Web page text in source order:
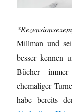
Millman und
besser kennen
Bücher
ehemaliger
habe bereits